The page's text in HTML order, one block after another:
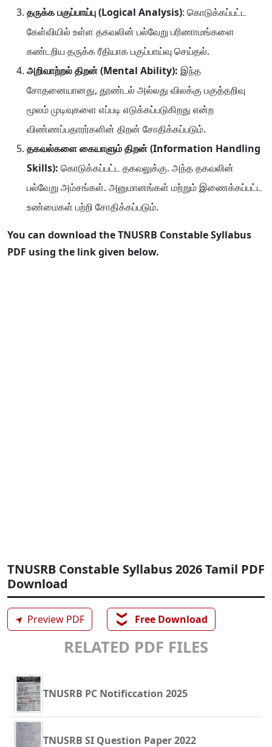
தருக்கபகுப்பாய்பு(Logical Analysis): கொடுக்கப்பட்ட
கேள்வியில் உள்ள தகவலின் பல்வேறு பரிணாமங்களை
கண்டறிய தருக்க ரீதியாக பகுப்பாய்வு செய்தல்.
அறிவாற்றல்திறன்(Mental Ability): இந்த
சோதனையானது, தூண்டல் அல்லது விலக்கு பகுத்தறிவு
மூலம் முடிவுகளை எப்படி எடுக்கப்படுகிறது என்ற
விண்ணப்பதாரர்களின் திறன் சோதிக்கப்படும்.
தகவல்களைகையாளும்திறன்(Information Handling
Skills): கொடுக்கப்பட்ட தகவலுக்கு. அந்த தகவலின்
பல்வேறு அம்சங்கள். அனுமானங்கள் மற்றும் இணைக்கப்பட்ட
உண்மைகள் பற்றி சோதிக்கப்படும்.
You can download the TNUSRB Constable Syllabus
PDF using the link given below.
TNUSRB Constable Syllabus 2026 Tamil PDF
Download
➤ Preview PDF ❯❯ Free Download
RELATED PDF FILES
TNUSRB PC Notificcation 2025
TNUSRB SI Question Paper 2022